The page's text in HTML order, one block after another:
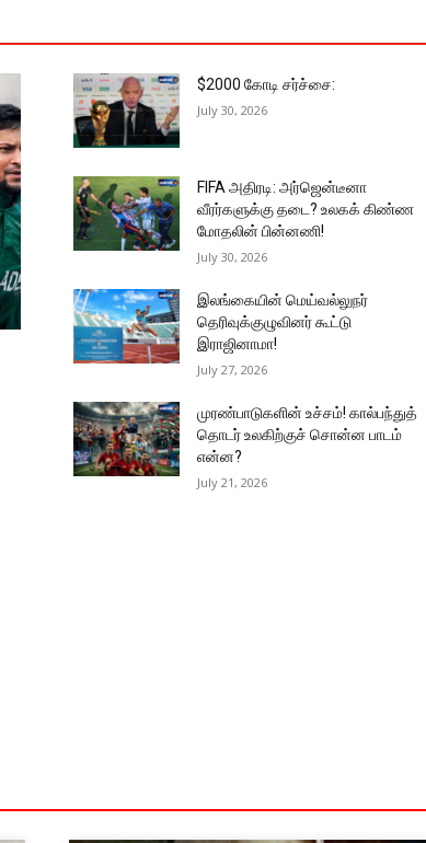
$2000 கோடி சர்ச்சை:
July 30, 2026
FIFA அதிரடி: அர்ஜென்டீனா
வீரர்களுக்கு தடை? உலகக் கிண்ண
மோதலின் பின்னணி!
July 30, 2026
இலங்கையின் மெய்வல்லுநர்
தெரிவுக்குழுவினர் கூட்டு
இராஜினாமா!
July 27, 2026
முரண்பாடுகளின் உச்சம்! கால்பந்துத்
தொடர் உலகிற்குச் சொன்ன பாடம்
என்ன?
July 21, 2026